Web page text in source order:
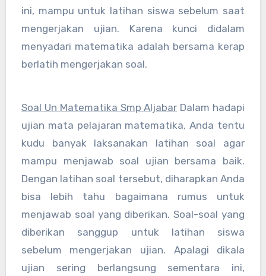
ini, mampu untuk latihan siswa sebelum saat
mengerjakan ujian. Karena kunci didalam
menyadari matematika adalah bersama kerap
berlatih mengerjakan soal.
Soal Un Matematika Smp Aljabar Dalam hadapi
ujian mata pelajaran matematika, Anda tentu
kudu banyak laksanakan latihan soal agar
mampu menjawab soal ujian bersama baik.
Dengan latihan soal tersebut, diharapkan Anda
bisa lebih tahu bagaimana rumus untuk
menjawab soal yang diberikan. Soal-soal yang
diberikan sanggup untuk latihan siswa
sebelum mengerjakan ujian. Apalagi dikala
ujian sering berlangsung sementara ini,